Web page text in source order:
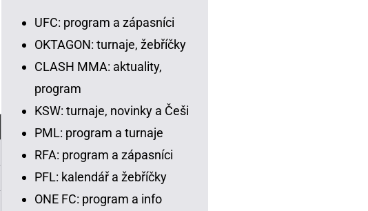
UFC: program a zápasníci
OKTAGON: turnaje, žebříčky
CLASH MMA: aktuality,
program
KSW: turnaje, novinky a Češi
PML: program a turnaje
RFA: program a zápasníci
PFL: kalendář a žebříčky
ONE FC: program a info